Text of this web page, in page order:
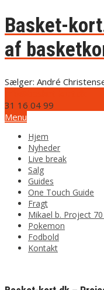
Basket-
af
Sælger: André
31 16 04 99
Menu
Hjem
Nyheder
Live break
Salg
Guides
One Touch Guide
Fragt
Mikael b. Project 70
Pokemon
Fodbold
Kontakt